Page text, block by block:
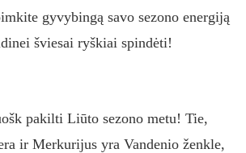
gyvybingą savo sezono energiją
šviesai ryškiai spindėti!
pakilti Liūto sezono metu! Tie,
ir Merkurijus yra Vandenio ženkle,